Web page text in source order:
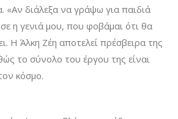
«Αν διάλεξα να γράψω για παιδιά
η γενιά μου, που φοβάμαι ότι θα
Η Άλκη Ζέη αποτελεί πρέσβειρα της
το σύνολο του έργου της είναι
κόσμο.